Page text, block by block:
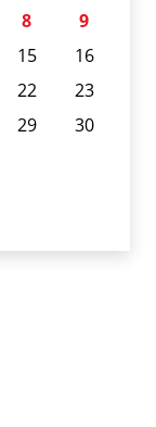
8
9
15
16
22
23
29
30